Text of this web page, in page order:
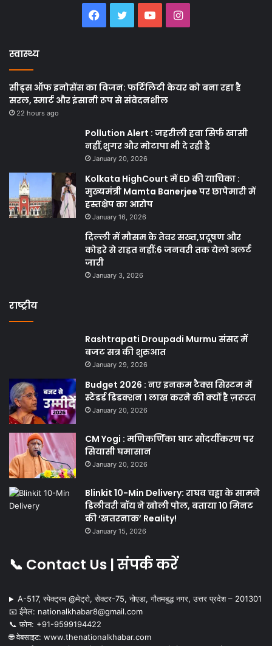
Facebook
TwitterYouTubeInstagram
स्वास्थ्य
सीड्स ऑफ इनोसेंस का विजन: फर्टिलिटी केयर को बना रहा है
सरल, स्मार्ट और इंसानी रूप से संवेदनशील
22 hours ago
Pollution Alert : जहरीली हवा सिर्फ खासी
नहीं,शुगर और मोटापा भी दे रही है
January 20, 2026
Kolkata HighCourt में ED की याचिका :
मुख्यमंत्री Mamta Banerjee पर छापेमारी में
हस्तक्षेप का आरोप
January 16, 2026
दिल्ली में मौसम के तेवर सख्त,प्रदूषण और
कोहरे से राहत नहीं;6 जनवरी तक येलो अलर्ट
जारी
January 3, 2026
राष्ट्रीय
Rashtrapati Droupadi Murmu संसद में
बजट सत्र की शुरुआत
January 29, 2026
Budget 2026 : नए इनकम टैक्स सिस्टम में
स्टैंडर्ड डिडक्शन 1 लाख करने की क्यों है ज़रूरत
January 20, 2026
CM Yogi : मणिकर्णिका घाट सौंदर्यीकरण पर
सियासी घमासान
January 20, 2026
Blinkit 10-Min Delivery: राघव चड्ढा के सामने
डिलीवरी बॉय ने खोली पोल, बताया 10 मिनट
की ‘खतरनाक’ Reality!
January 15, 2026
📞 Contact Us | संपर्क करें
A-517, स्पेक्ट्रम @मेट्रो, सेक्टर-75, नोएडा, गौतमबुद्ध नगर, उत्तर प्रदेश – 201301
📧 ईमेल: nationalkhabar8@gmail.com
📞 फ़ोन: ‪+91-9599194422‬
🌐 वेबसाइट: www.thenationalkhabar.com